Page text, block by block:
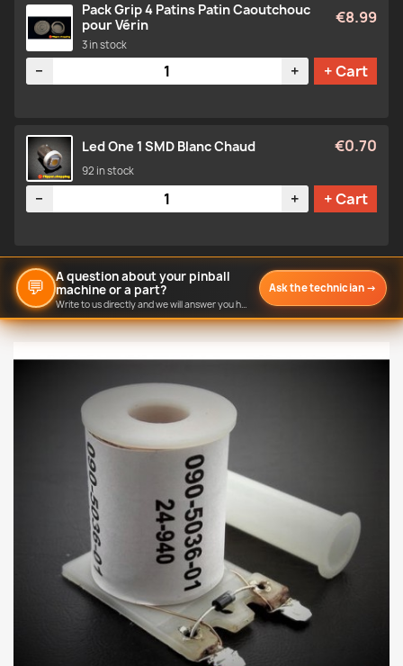
Pack Grip 4 Patins Patin Caoutchouc
pour Vérin
€8.99
3 in stock
Quantity
− + + Cart
Led One 1 SMD Blanc Chaud €0.70
92 in stock
− + + Cart
💬
A question about your pinball
machine or a part?
Write to us directly and we will answer you here.
Ask the technician →